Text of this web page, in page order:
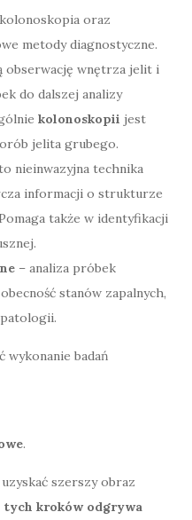
oraz
metody diagnostyczne.
obserwację wnętrza jelit i
do dalszej analizy
kolonoskopii jest
jelita grubego.
nieinwazyjna technika
informacji o strukturze
także w identyfikacji
– analiza próbek
stanów zapalnych,
wykonanie badań
.
szerszy obraz
tych kroków odgrywa